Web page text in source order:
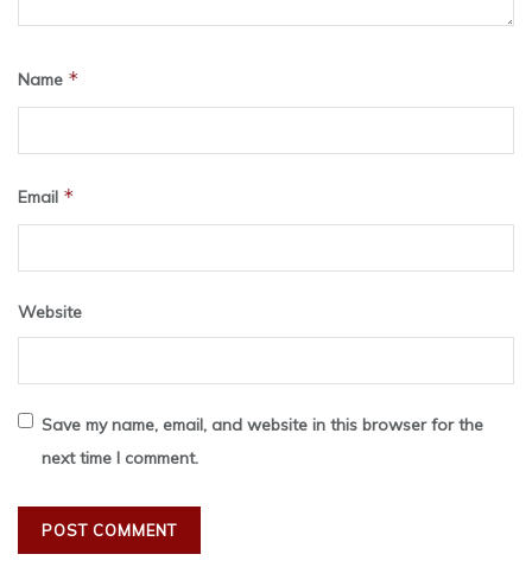
Name *
Email *
Website
Save my name, email, and website in this browser for the
next time I comment.